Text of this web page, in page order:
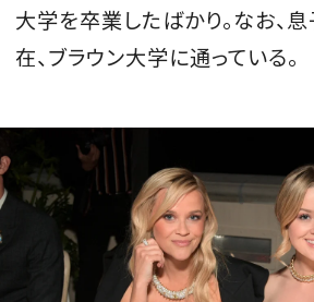
大学を卒業したばかり。なお、
在、ブラウン大学に通っている。